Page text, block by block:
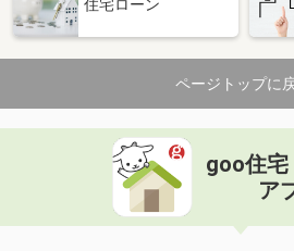
住宅ローン
ページトップに
goo住宅
ア